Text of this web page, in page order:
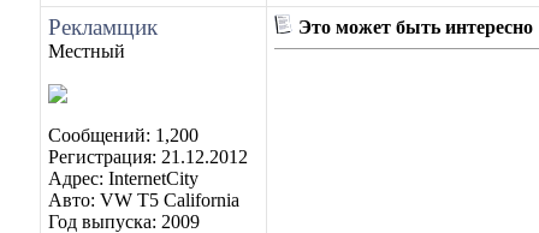
Рекламщик
Местный
Сообщений: 1,200
Регистрация: 21.12.2012
Адрес: InternetCity
Авто: VW T5 California
Год выпуска: 2009
Это может быть интересно